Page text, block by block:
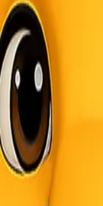
barang ke
yang berada di